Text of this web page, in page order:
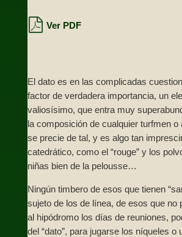
Ver PDF
El dato es en las complicadas
factor de verdadera importancia, un
valiosísimo, que entra muy
la composición de cualquier turfmen o
se precie de tal, y es algo tan
catedrático, como el “rouge” y los
niñas bien de la pelousse…
Ningún timbero de esos que tienen
sujeto de los de línea, de esos que no
al hipódromo los días de reuniones,
del “dato”, para jugarse los níqueles o